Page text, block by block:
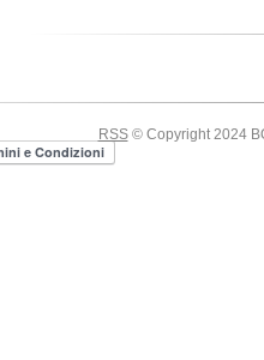
RSS© Copyright 2024